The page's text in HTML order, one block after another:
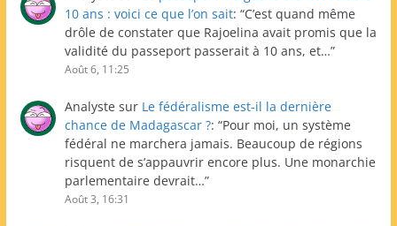
10 ans : voici ce que l’on sait: “C’est quand même
drôle de constater que Rajoelina avait promis que la
validité du passeport passerait à 10 ans, et…”
Août 6, 11:25
Analyste sur Le fédéralisme est-il la dernière
chance de Madagascar ?: “Pour moi, un système
fédéral ne marchera jamais. Beaucoup de régions
risquent de s’appauvrir encore plus. Une monarchie
parlementaire devrait…”
Août 3, 16:31